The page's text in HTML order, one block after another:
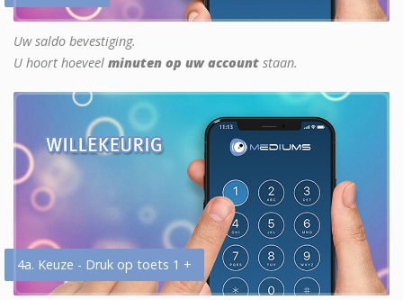
Uw saldo bevestiging.
U hoort hoeveel minuten op uw account staan.
4a. Keuze - Druk op toets 1 +